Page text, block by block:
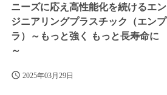
ニーズに応え高性能化を続けるエン
ジニアリングプラスチック（エンプ
ラ）～もっと強く もっと長寿命に
～
2025年03月29日